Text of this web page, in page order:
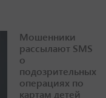
Мошенники
рассылают SMS
о
подозрительных
операциях по
картам детей